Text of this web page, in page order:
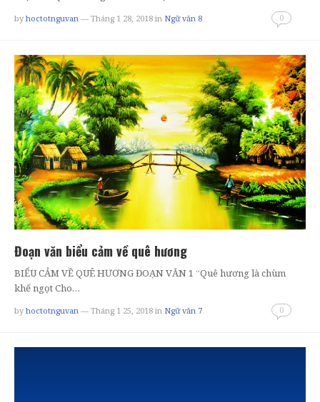
by hoctotnguvan — Tháng 1 28, 2018 in Ngữ văn 8 0
Đoạn văn biểu cảm về quê hương
BIỂU CẢM VỀ QUÊ HƯƠNG ĐOẠN VĂN 1 “Quê hương là chùm
khế ngọt Cho…
by hoctotnguvan — Tháng 1 25, 2018 in Ngữ văn 7 0